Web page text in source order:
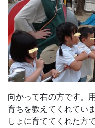
向かって右の方です。
育ちを教えてくれてい
しょに育ててくれた方で